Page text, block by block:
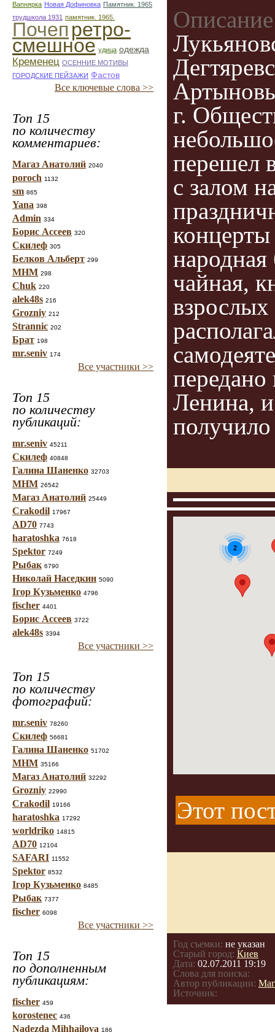
Вапнярка Новая Дофиновка Памятник. 1965
трудшкола 1931 памятник. 1965.
Почеп ретро-
смешное удица одежда
Кременец ОСЕННИЕ МОТИВЫ
ГОРОДСКИЕ ПЕЙЗАЖИ Фастов
Все ключевые слова >>
Топ 15
по количеству
комментариев:
Магаз Анатолий 2040
poroch 1132
sm 865
Yana 398
Admin 334
Борис Ассеев 320
Скилеф 305
Белков Альберт 299
МНМ 298
Chuk 220
alek48s 216
Grozniy 212
Strannic 202
Брат 198
mr.seniv 174
Все участники >>
Топ 15
по количеству
публикаций:
mr.seniv 45211
Скилеф 40848
Галина Шаненко 32703
МНМ 26542
Магаз Анатолий 25449
Crakodil 17967
AD70 7743
haratoshka 7618
Spektor 7249
Рыбак 6790
Николай Наседкин 5090
Ігор Кузьменко 4796
fischer 4401
Борис Ассеев 3722
alek48s 3394
Все участники >>
Топ 15
по количеству
фотографий:
mr.seniv 78260
Скилеф 56681
Галина Шаненко 51702
МНМ 35166
Магаз Анатолий 32292
Grozniy 22990
Crakodil 19166
haratoshka 17292
worldriko 14815
AD70 12104
SAFARI 11552
Spektor 8532
Ігор Кузьменко 8485
Рыбак 7377
fischer 6098
Все участники >>
Топ 15
по дополненным
публикациям:
fischer 459
korostenec 436
Nadezda Mihhailova 186
г.
перешел
с залом
народная
чайная,
Ленина,
2
Этот
Год съемки: не указан
Старый город: Киев
Дата: 02.07.2011 19:19
Слова для поиска:
Автор публикации:
Источник: